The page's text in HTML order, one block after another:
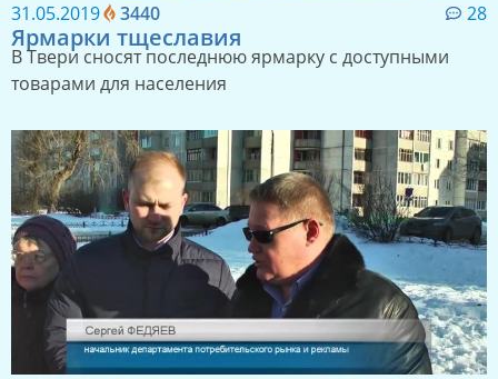
31.05.2019 3440 28
Ярмарки тщеславия
В Твери сносят последнюю ярмарку с доступными
товарами для населения